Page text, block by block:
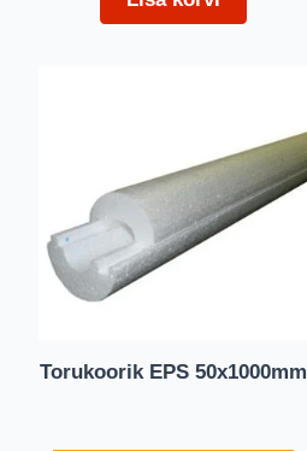
Torukoorik EPS 50x1000mm